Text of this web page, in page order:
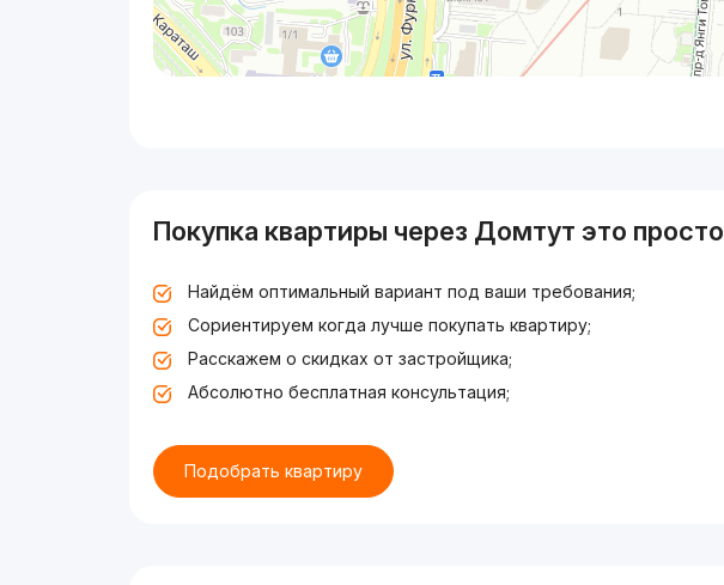
Покупка квартиры через Домтут это просто
Найдём оптимальный вариант под ваши требования;
Сориентируем когда лучше покупать квартиру;
Расскажем о скидках от застройщика;
Абсолютно бесплатная консультация;
Подобрать квартиру